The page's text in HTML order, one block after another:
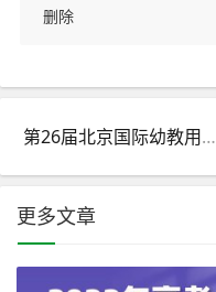
删除
第26届北京国际幼教用品及幼儿园配套设备展览会
更多文章